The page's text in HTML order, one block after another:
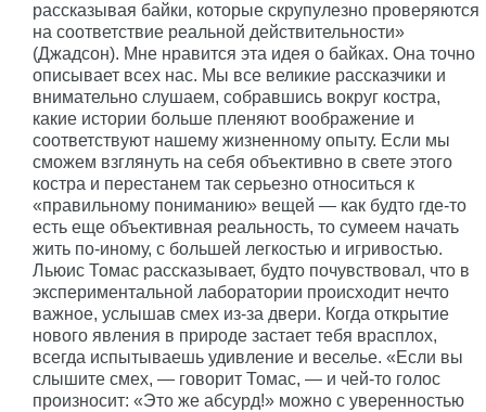
рассказывая байки, которые скрупулезно проверяются
на соответствие реальной действительности»
(Джадсон). Мне нравится эта идея о байках. Она точно
описывает всех нас. Мы все великие рассказчики и
внимательно слушаем, собравшись вокруг костра,
какие истории больше пленяют воображение и
соответствуют нашему жизненному опыту. Если мы
сможем взглянуть на себя объективно в свете этого
костра и перестанем так серьезно относиться к
«правильному пониманию» вещей — как будто где-то
есть еще объективная реальность, то сумеем начать
жить по-иному, с большей легкостью и игривостью.
Льюис Томас рассказывает, будто почувствовал, что в
экспериментальной лаборатории происходит нечто
важное, услышав смех из-за двери. Когда открытие
нового явления в природе застает тебя врасплох,
всегда испытываешь удивление и веселье. «Если вы
слышите смех, — говорит Томас, — и чей-то голос
произносит: «Это же абсурд!» можно с уверенностью